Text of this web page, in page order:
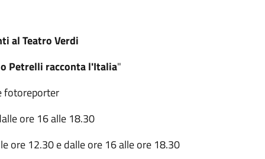
al Teatro Verdi
Petrelli racconta l'Italia"
fotoreporter
ore 16 alle 18.30
ore 12.30 e dalle ore 16 alle ore 18.30